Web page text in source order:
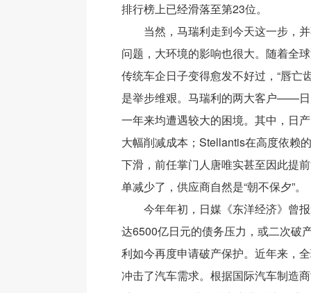
排行榜上已经滑落至第23位。
当然，马瑞利走到今天这一步，并
问题，大环境的影响也很大。随着全
传统车企日子变得愈发不好过，“唇亡
是举步维艰。马瑞利的两大客户——
一年来均遭遇较大的困境。其中，日
大幅削减成本；Stellantis在高度依赖
下滑，前任掌门人唐唯实甚至因此提
单减少了，供应商自然是“朝不保夕”。
今年年初，日媒《东洋经济》曾报
达6500亿日元的债务压力，或二次破
利如今再度申请破产保护。近年来，
冲击了汽车需求。根据国际汽车制造